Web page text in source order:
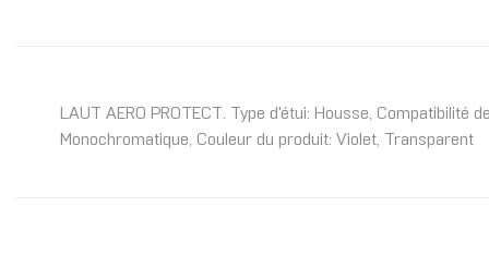
LAUT AERO PROTECT. Type d'étui: Housse, Compatibilité
Monochromatique, Couleur du produit: Violet, Transparent